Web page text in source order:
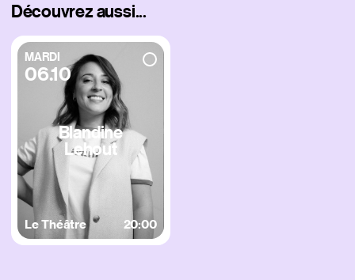
Découvrez aussi...
MARDI
06.10
Blandine
Lehout
Le Théâtre 20:00